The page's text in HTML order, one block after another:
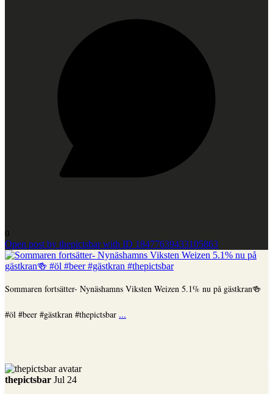
0
Open post by thepictsbar with ID 18477639433105863
Sommaren fortsätter- Nynäshamns Viksten Weizen 5.1% nu på gästkran🍻
#öl #beer #gästkran #thepictsbar ...
thepictsbar Jul 24